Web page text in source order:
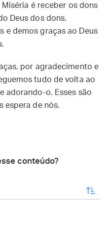
Miséria é receber os dons
Deus dos dons.
e demos graças ao Deus
por agradecimento e
tudo de volta ao
adorando-o. Esses são
espera de nós.
conteúdo?
enviar